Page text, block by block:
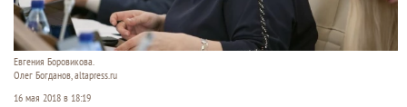
Евгения Боровикова.
Олег Богданов, altapress.ru
16 мая 2018 в 18:19